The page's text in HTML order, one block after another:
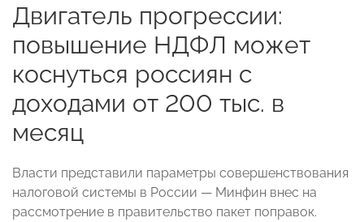
Двигатель прогрессии:
повышение НДФЛ может
коснуться россиян с
доходами от 200 тыс. в
месяц
Власти представили параметры совершенствования
налоговой системы в России — Минфин внес на
рассмотрение в правительство пакет поправок.